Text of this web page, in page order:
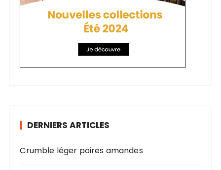
DERNIERS ARTICLES
Crumble léger poires amandes